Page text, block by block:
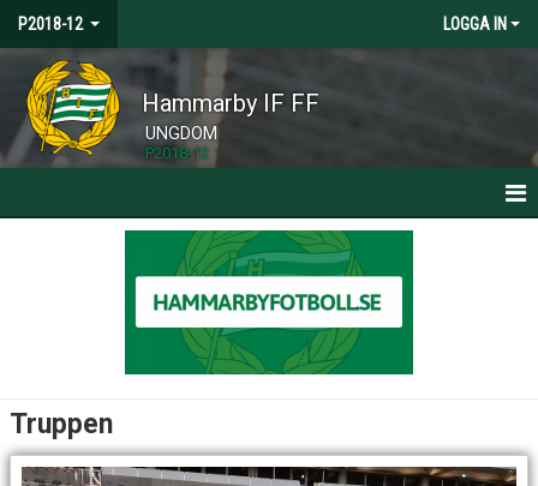
P2018-12 LOGGA IN
Hammarby IF FF
UNGDOM
P2018-12
TRUPPEN
Truppen